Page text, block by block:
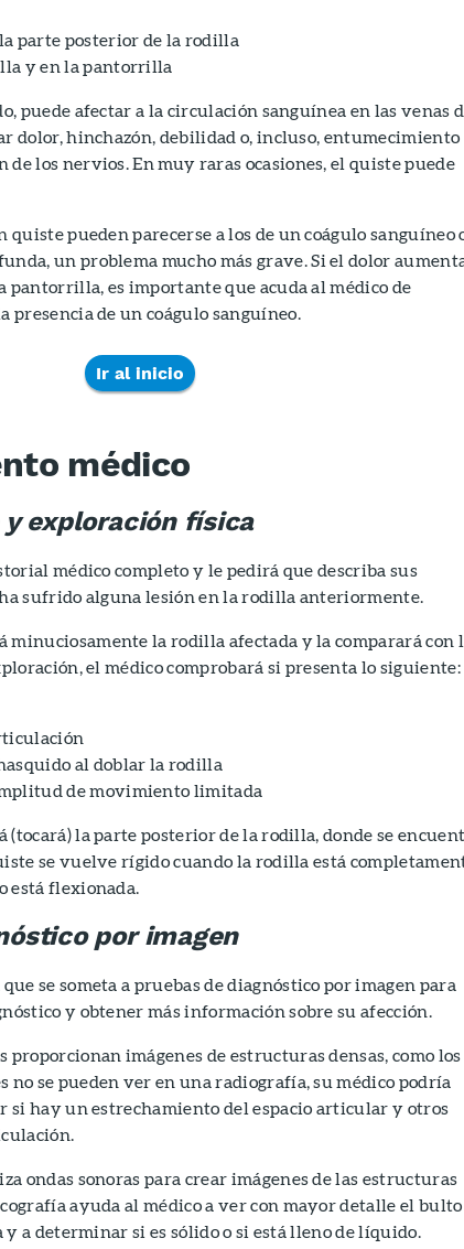
parte posterior de la rodilla
y en la pantorrilla
puede afectar a la circulación sanguínea en las venas
dolor, hinchazón, debilidad o, incluso, entumecimiento
de los nervios. En muy raras ocasiones, el quiste puede
quiste pueden parecerse a los de un coágulo sanguíneo
un problema mucho más grave. Si el dolor
pantorrilla, es importante que acuda al médico de
presencia de un coágulo sanguíneo.
Ir al inicio
médico
exploración física
médico completo y le pedirá que describa sus
sufrido alguna lesión en la rodilla anteriormente.
minuciosamente la rodilla afectada y la comparará con
el médico comprobará si presenta lo siguiente:
al doblar la rodilla
de movimiento limitada
(tocará) la parte posterior de la rodilla, donde se
se vuelve rígido cuando la rodilla está
está flexionada.
por imagen
se someta a pruebas de diagnóstico por imagen para
y obtener más información sobre su afección.
proporcionan imágenes de estructuras densas, como los
no se pueden ver en una radiografía, su médico podría
si hay un estrechamiento del espacio articular y otros
ondas sonoras para crear imágenes de las estructuras
ayuda al médico a ver con mayor detalle el bulto
a determinar si es sólido o si está lleno de líquido.